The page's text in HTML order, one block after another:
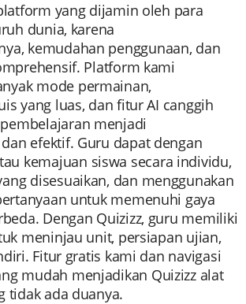
yang dijamin oleh para
dunia, karena
kemudahan penggunaan, dan
Platform kami
mode permainan,
yang luas, dan fitur AI canggih
menjadi
efektif. Guru dapat dengan
kemajuan siswa secara individu,
disesuaikan, dan menggunakan
untuk memenuhi gaya
Dengan Quizizz, guru memiliki
meninjau unit, persiapan ujian,
Fitur gratis kami dan navigasi
mudah menjadikan Quizizz alat
tidak ada duanya.